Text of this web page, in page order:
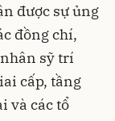
được sự ủng
đồng chí,
sỹ trí
cấp, tầng
và các tổ